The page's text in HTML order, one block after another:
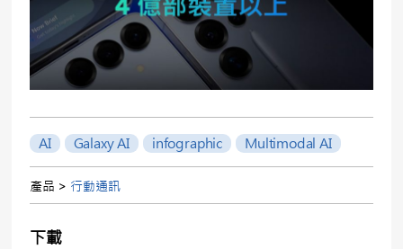
AI Galaxy AI infographic Multimodal AI
產品 > 行動通訊
下載